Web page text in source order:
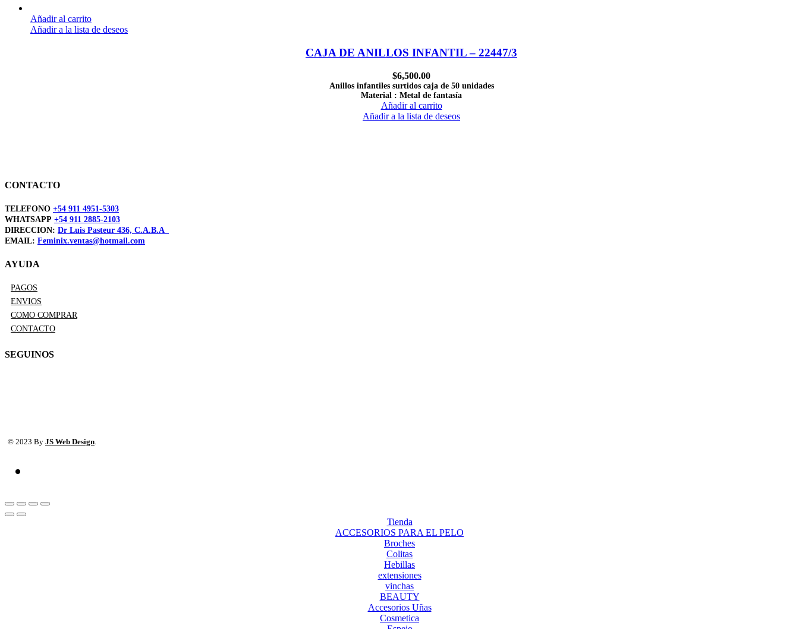
Añadir al carrito
Añadir a la lista de deseos
CAJA DE ANILLOS INFANTIL – 22447/3
$6,500.00
Anillos infantiles surtidos caja de 50 unidades
Material : Metal de fantasía
Añadir al carrito
Añadir a la lista de deseos
CONTACTO
TELEFONO +54 911 4951-5303
WHATSAPP +54 911 2885-2103
DIRECCION: Dr Luis Pasteur 436, C.A.B.A
EMAIL: Feminix.ventas@hotmail.com
AYUDA
PAGOS
ENVIOS
COMO COMPRAR
CONTACTO
SEGUINOS
© 2023 By JS Web Design
Tienda
ACCESORIOS PARA EL PELO
Broches
Colitas
Hebillas
extensiones
vinchas
BEAUTY
Accesorios Uñas
Cosmetica